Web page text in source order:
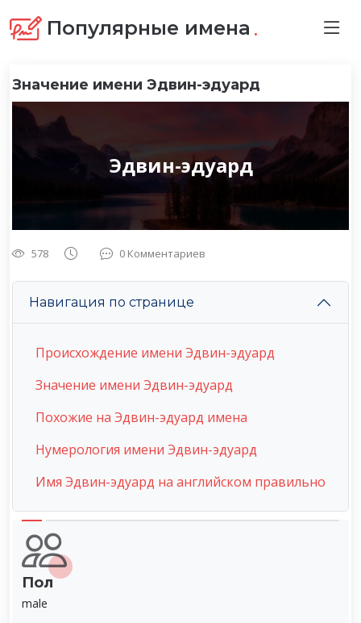
Популярные имена .
Значение имени Эдвин-эдуард
Эдвин-эдуард
578 0 Комментариев
Навигация по странице
Происхождение имени Эдвин-эдуард
Значение имени Эдвин-эдуард
Похожие на Эдвин-эдуард имена
Нумерология имени Эдвин-эдуард
Имя Эдвин-эдуард на английском правильно
Пол
male